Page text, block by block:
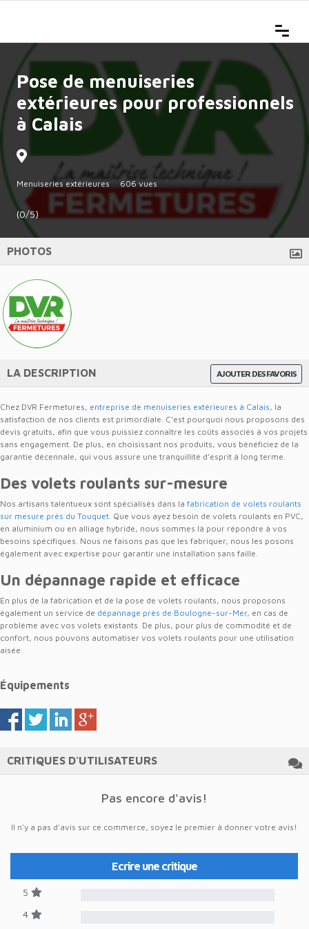
Pose de menuiseries
extérieures pour professionnels
à Calais
Menuiseries extérieures 606 vues
(0/5)
PHOTOS
AJOUTER DES FAVORIS
LA DESCRIPTION
Chez DVR Fermetures, entreprise de menuiseries extérieures à Calais, la
satisfaction de nos clients est primordiale. C’est pourquoi nous proposons des
devis gratuits, afin que vous puissiez connaître les coûts associés à vos projets
sans engagement. De plus, en choisissant nos produits, vous bénéficiez de la
garantie décennale, qui vous assure une tranquillité d’esprit à long terme.
Des volets roulants sur-mesure
Nos artisans talentueux sont spécialisés dans la fabrication de volets roulants
sur mesure près du Touquet. Que vous ayez besoin de volets roulants en PVC,
en aluminium ou en alliage hybride, nous sommes là pour répondre à vos
besoins spécifiques. Nous ne faisons pas que les fabriquer, nous les posons
également avec expertise pour garantir une installation sans faille.
Un dépannage rapide et efficace
En plus de la fabrication et de la pose de volets roulants, nous proposons
également un service de dépannage près de Boulogne-sur-Mer, en cas de
problème avec vos volets existants. De plus, pour plus de commodité et de
confort, nous pouvons automatiser vos volets roulants pour une utilisation
aisée.
Équipements
CRITIQUES D'UTILISATEURS
Pas encore d'avis!
Il n'y a pas d'avis sur ce commerce, soyez le premier à donner votre avis!
Ecrire une critique
5
4